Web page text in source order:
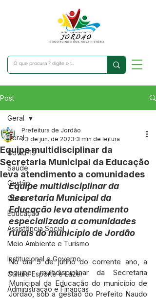
Post
Geral
Covid-19
Saúde
Gestão
Obras
Educação
Assistência Social
Meio Ambiente e Turismo
Institucional e Governo
Cultura Esporte e Lazer
Administração e Finanças
Geral
Equipe multidisciplinar da
Secretaria Municipal da Educação
leva atendimento a comunidades
Prefeitura de Jordão
23 de jun. de 2023 3 min de leitura
Equipe multidisciplinar da
Secretaria Municipal da
Educação leva atendimento
especializado a comunidades
rurais do município de Jordão
No dia 5 de junho do corrente ano, a
equipe multidisciplinar da Secretaria
Municipal da Educação do município de
Jordão, sob a gestão do Prefeito Naudo